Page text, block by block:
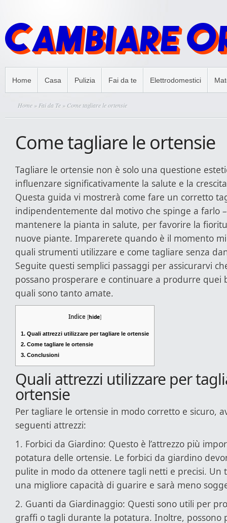
Home Casa Pulizia Fai da te Elettrodomestici
Home » Fai da Te » Come tagliare le ortensie
Come tagliare le ortensie
Tagliare le ortensie non è solo una questione
influenzare significativamente la salute e la
Questa guida vi mostrerà come fare un corretto
indipendentemente dal motivo che spinge a farlo
mantenere la pianta in salute, per favorire la
nuove piante. Imparerete quando è il momento
quali strumenti utilizzare e come tagliare senza
Seguite questi semplici passaggi per assicurarvi
possano prosperare e continuare a produrre quei
quali sono tanto amate.
Indice [hide]
1. Quali attrezzi utilizzare per tagliare le ortensie
2. Come tagliare le ortensie
3. Conclusioni
Quali attrezzi utilizzare per
ortensie
Per tagliare le ortensie in modo corretto e sicuro,
seguenti attrezzi:
1. Forbici da Giardino: Questo è l’attrezzo più
potatura delle ortensie. Le forbici da giardino
pulite in modo da ottenere tagli netti e precisi. Un
una migliore capacità di guarire e sarà meno
2. Guanti da Giardinaggio: Questi sono utili per
graffi o tagli durante la potatura. Inoltre, possono